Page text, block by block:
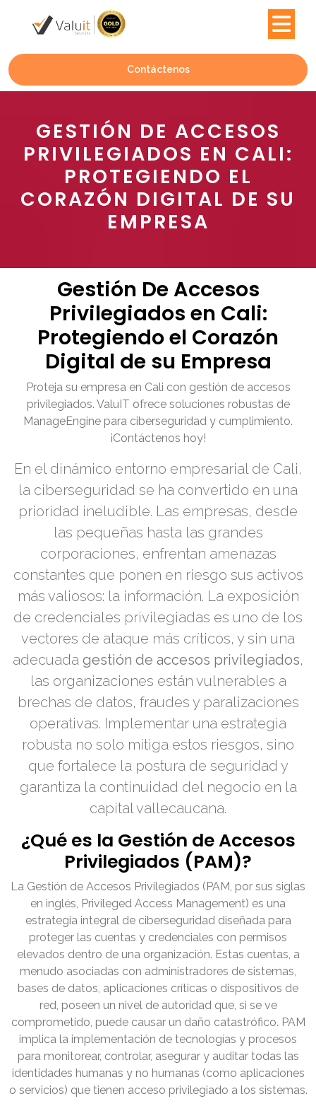
Contáctenos
GESTIÓN DE ACCESOS
PRIVILEGIADOS EN CALI:
PROTEGIENDO EL
CORAZÓN DIGITAL DE SU
EMPRESA
Gestión De Accesos
Privilegiados en Cali:
Protegiendo el Corazón
Digital de su Empresa
Proteja su empresa en Cali con gestión de accesos
privilegiados. ValuIT ofrece soluciones robustas de
ManageEngine para ciberseguridad y cumplimiento.
¡Contáctenos hoy!
En el dinámico entorno empresarial de Cali,
la ciberseguridad se ha convertido en una
prioridad ineludible. Las empresas, desde
las pequeñas hasta las grandes
corporaciones, enfrentan amenazas
constantes que ponen en riesgo sus activos
más valiosos: la información. La exposición
de credenciales privilegiadas es uno de los
vectores de ataque más críticos, y sin una
adecuada gestión de accesos privilegiados,
las organizaciones están vulnerables a
brechas de datos, fraudes y paralizaciones
operativas. Implementar una estrategia
robusta no solo mitiga estos riesgos, sino
que fortalece la postura de seguridad y
garantiza la continuidad del negocio en la
capital vallecaucana.
¿Qué es la Gestión de Accesos
Privilegiados (PAM)?
La Gestión de Accesos Privilegiados (PAM, por sus siglas
en inglés, Privileged Access Management) es una
estrategia integral de ciberseguridad diseñada para
proteger las cuentas y credenciales con permisos
elevados dentro de una organización. Estas cuentas, a
menudo asociadas con administradores de sistemas,
bases de datos, aplicaciones críticas o dispositivos de
red, poseen un nivel de autoridad que, si se ve
comprometido, puede causar un daño catastrófico. PAM
implica la implementación de tecnologías y procesos
para monitorear, controlar, asegurar y auditar todas las
identidades humanas y no humanas (como aplicaciones
o servicios) que tienen acceso privilegiado a los sistemas.